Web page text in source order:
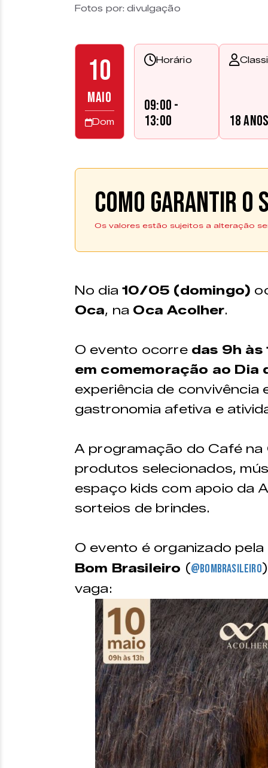
Fotos por: divulgação
10
MAIO
Dom
Horário
09:00 -
13:00
18
Como garantir o
Os valores estão sujeitos a alteração
Comprar Ingresso
plataforma doSympla.
No dia10/05 (domingo)
Oca, na Oca Acolher.
O evento ocorre das 9h às
em comemoração ao Dia
experiência de convivência
gastronomia afetiva e
A programação do Café na
produtos selecionados,
espaço kids com apoio da
sorteios de brindes.
O evento é organizado pela
Bom Brasileiro (@bombrasileiro
vaga: